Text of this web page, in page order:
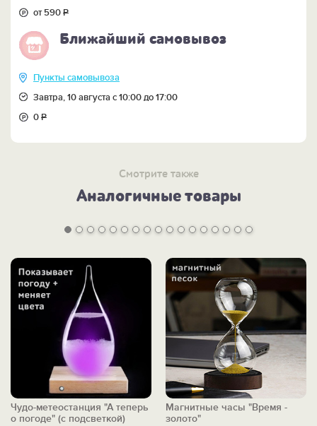
вагон» и замечательный личный или корпоративный
презент ко Дню железнодорожника.
ПОСМОТРЕТЬ все подарки к ДНЮ
ЖЕЛЕЗНОДОРОЖНИКА>>
от 590Р
Ближайший самовывоз
Пункты самовывоза
Завтра, 10 августа с 10:00 до 17:00
0Р
Смотрите также
Аналогичные товары
Чудо-метеостанция "А теперь
о погоде" (с подсветкой)
Магнитные часы "Время -
золото"